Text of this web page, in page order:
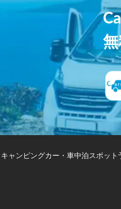
キャンピングカー・車中泊スポット